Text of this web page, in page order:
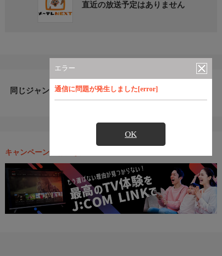
エラー
通信に問題が発生しました[error]
OK
直近の放送予定はありません
同じジャンルのおすすめ番組
キャンペーン・お得な情報